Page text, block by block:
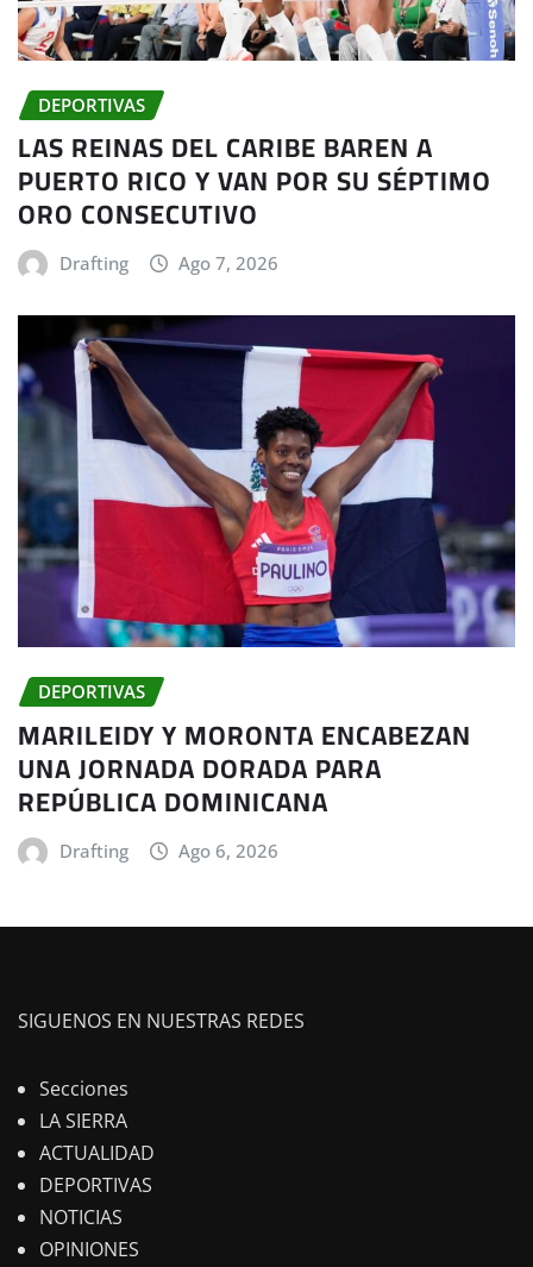
DEPORTIVAS
LAS REINAS DEL CARIBE BAREN A
PUERTO RICO Y VAN POR SU SÉPTIMO
ORO CONSECUTIVO
Drafting Ago 7, 2026
DEPORTIVAS
MARILEIDY Y MORONTA ENCABEZAN
UNA JORNADA DORADA PARA
REPÚBLICA DOMINICANA
Drafting Ago 6, 2026
SIGUENOS EN NUESTRAS REDES
Secciones
LA SIERRA
ACTUALIDAD
DEPORTIVAS
NOTICIAS
OPINIONES